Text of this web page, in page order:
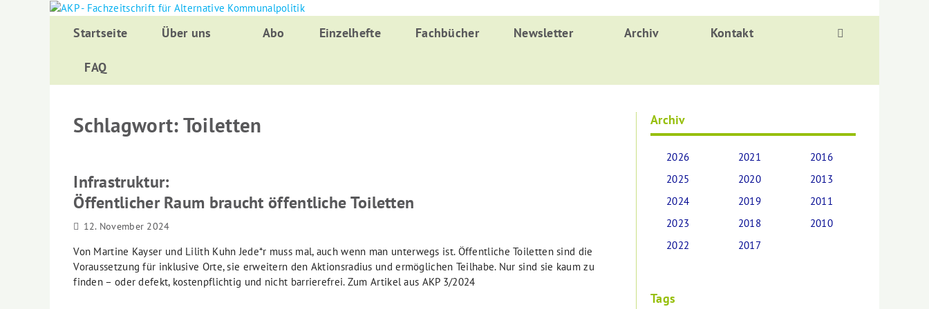
Zurück
InhaltStartseite Über uns Abo Einzelhefte Fachbücher Newsletter Archiv Kontakt
FAQ
Schlagwort:Toiletten
Infrastruktur:
Öffentlicher Raum braucht öffentliche Toiletten
12. November 2024
Von Martine Kayser und Lilith Kuhn Jede*r muss mal, auch wenn man unterwegs ist. Öffentliche Toiletten sind die
Voraussetzung für inklusive Orte, sie erweitern den Aktionsradius und ermöglichen Teilhabe. Nur sind sie kaum zu
finden – oder defekt, kostenpflichtig und nicht barrierefrei. Zum Artikel aus AKP 3/2024
Archiv
2026
2025
2024
2023
2022
2021
2020
2019
2018
2017
2016
2013
2011
2010
Tags